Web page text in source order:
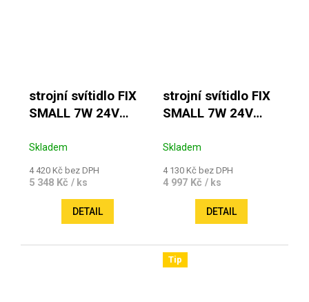
strojní svítidlo FIX
SMALL 7W 24V
rameno
Skladem
4 420 Kč bez DPH
5 348 Kč / ks
DETAIL
strojní svítidlo FIX
SMALL 7W 24V
rameno
Skladem
4 130 Kč bez DPH
4 997 Kč / ks
DETAIL
Tip